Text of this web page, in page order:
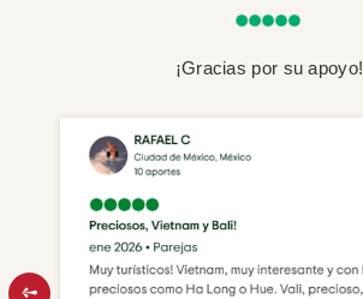
¡Gracias por su apoyo!